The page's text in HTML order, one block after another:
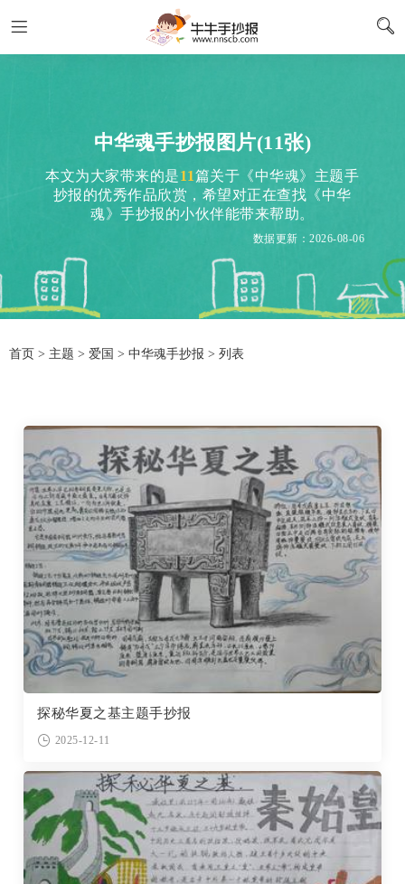
中华魂手抄报图片(11张)
本文为大家带来的是11篇关于《中华魂》主题手
抄报的优秀作品欣赏，希望对正在查找《中华
魂》手抄报的小伙伴能带来帮助。
数据更新：2026-08-06
首页 > 主题 > 爱国 > 中华魂手抄报 > 列表
探秘华夏之基主题手抄报
2025-12-11